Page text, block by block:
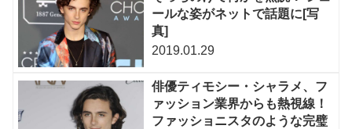
ールな姿がネットで話題に[写
真]
2019.01.29
俳優ティモシー・シャラメ、フ
ァッション業界からも熱視線！
ファッショニスタのような完璧